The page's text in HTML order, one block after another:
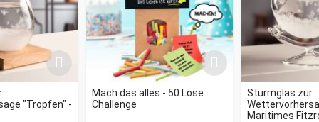
"Tropfen" -
Mach das alles - 50 Lose
Challenge
Sturmglas zur
Maritimes